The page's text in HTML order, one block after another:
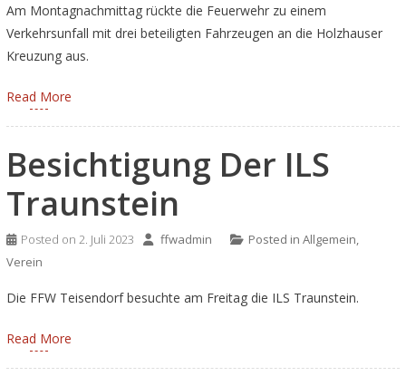
Am Montagnachmittag rückte die Feuerwehr zu einem
Verkehrsunfall mit drei beteiligten Fahrzeugen an die Holzhauser
Kreuzung aus.
Read More
Besichtigung Der ILS
Traunstein
Posted on 2. Juli 2023 ffwadmin Posted in Allgemein,
Verein
Die FFW Teisendorf besuchte am Freitag die ILS Traunstein.
Read More